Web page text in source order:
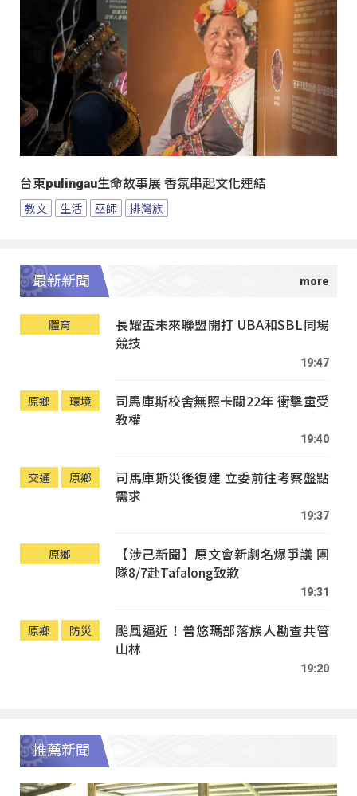
台東pulingau生命故事展 香氛串起文化連結
教文 生活 巫師 排灣族
最新新聞
體育
長耀盃未來聯盟開打 UBA和SBL同場
競技
19:47
原鄉 環境
司馬庫斯校舍無照卡關22年 衝擊童受
教權
19:40
交通 原鄉
司馬庫斯災後復建 立委前往考察盤點
需求
19:37
原鄉
【涉己新聞】原文會新劇名爆爭議 團
隊8/7赴Tafalong致歉
19:31
原鄉 防災
颱風逼近！普悠瑪部落族人勘查共管
山林
19:20
推薦新聞